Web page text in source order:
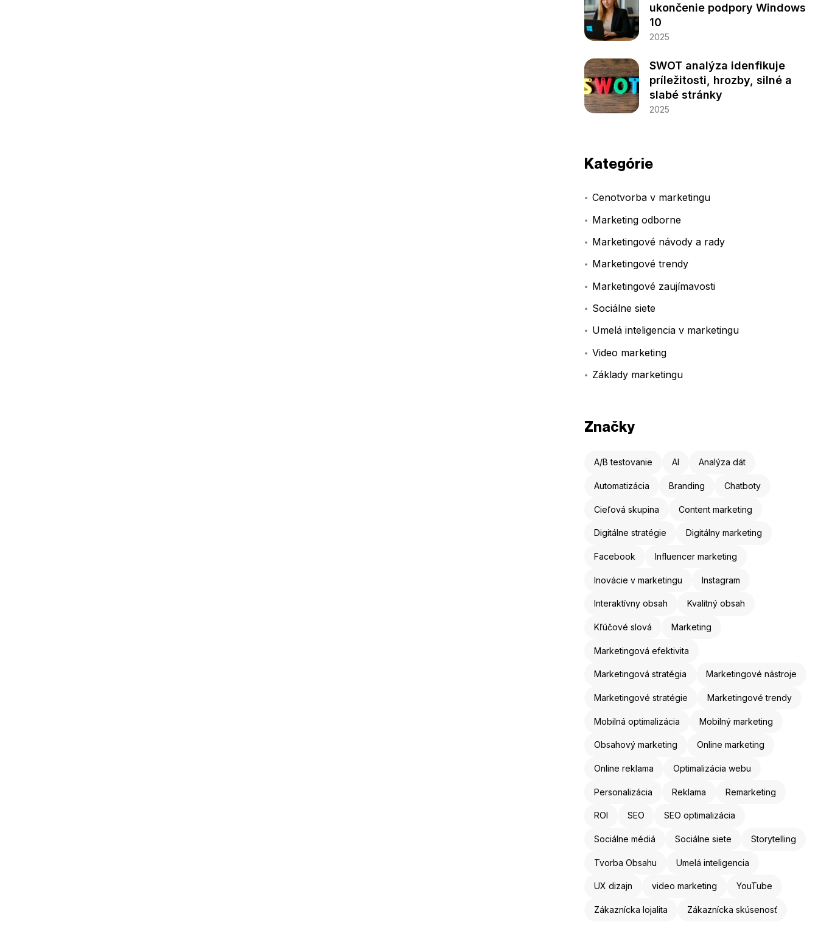
ukončenie podpory Windows
10
2025
SWOT analýza idenfikuje
príležitosti, hrozby, silné a
slabé stránky
2025
Kategórie
Cenotvorba v marketingu
Marketing odborne
Marketingové návody a rady
Marketingové trendy
Marketingové zaujímavosti
Sociálne siete
Umelá inteligencia v marketingu
Video marketing
Základy marketingu
Značky
A/B testovanie AI Analýza dát
Automatizácia Branding Chatboty
Cieľová skupina Content marketing
Digitálne stratégie Digitálny marketing
Facebook Influencer marketing
Inovácie v marketingu Instagram
Interaktívny obsah Kvalitný obsah
Kľúčové slová Marketing
Marketingová efektivita
Marketingová stratégia Marketingové nástroje
Marketingové stratégie Marketingové trendy
Mobilná optimalizácia Mobilný marketing
Obsahový marketing Online marketing
Online reklama Optimalizácia webu
Personalizácia Reklama Remarketing
ROI SEO SEO optimalizácia
Sociálne médiá Sociálne siete Storytelling
Tvorba Obsahu Umelá inteligencia
UX dizajn video marketing YouTube
Zákaznícka lojalita Zákaznícka skúsenosť